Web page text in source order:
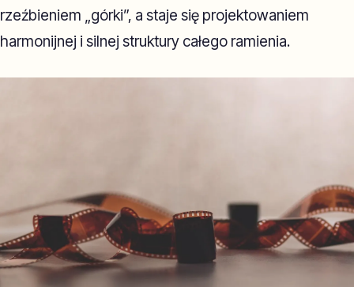
rzeźbieniem „górki”, a staje się projektowaniem
harmonijnej i silnej struktury całego ramienia.